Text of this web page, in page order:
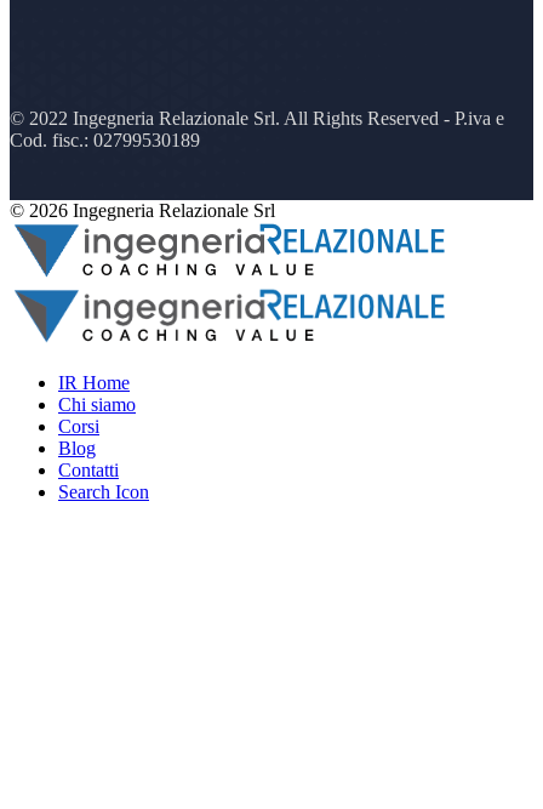
© 2022 Ingegneria Relazionale Srl. All Rights Reserved - P.iva e
Cod. fisc.: 02799530189
© 2026 Ingegneria Relazionale Srl
IR Home
Chi siamo
Corsi
Blog
Contatti
Search Icon